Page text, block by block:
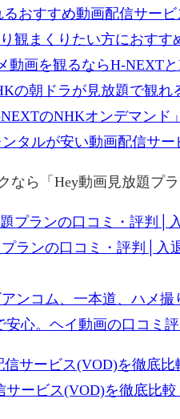
おすすめ動画配信サー
観まくりたい方におすす
動画を観るならH-NEXT
の朝ドラが見放題で観れ
のNHKオンデマンド
タルが安い動画配信サー
ら「Hey動画見放題プ
プランの口コミ・評判│
ンコム、一本道、ハメ
心。ヘイ動画の口コミ
ービス(VOD)を徹底比較